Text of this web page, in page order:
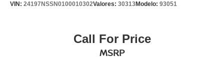
VIN: 24197NSSN0100010302Valores: 30313Modelo: 93051
Call For Price
MSRP